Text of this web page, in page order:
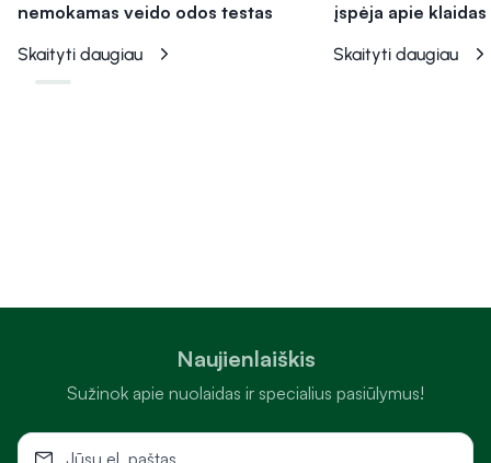
nemokamas veido odos testas
Skaityti daugiau
įspėja apie klaidas
Skaityti daugiau
Naujienlaiškis
Sužinok apie nuolaidas ir specialius pasiūlymus!